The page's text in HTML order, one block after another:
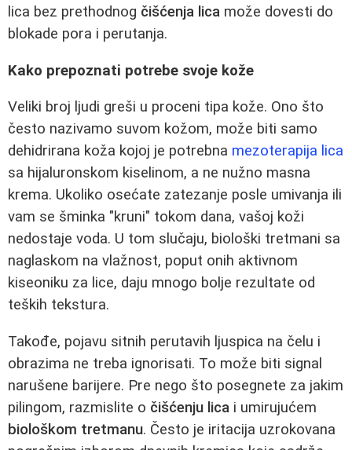
lica bez prethodnog čišćenja lica može dovesti do
blokade pora i perutanja.
Kako prepoznati potrebe svoje kože
Veliki broj ljudi greši u proceni tipa kože. Ono što
često nazivamo suvom kožom, može biti samo
dehidrirana koža kojoj je potrebna mezoterapija lica
sa hijaluronskom kiselinom, a ne nužno masna
krema. Ukoliko osećate zatezanje posle umivanja ili
vam se šminka "kruni" tokom dana, vašoj koži
nedostaje voda. U tom slučaju, biološki tretmani sa
naglaskom na vlažnost, poput onih aktivnom
kiseoniku za lice, daju mnogo bolje rezultate od
teških tekstura.
Takođe, pojavu sitnih perutavih ljuspica na čelu i
obrazima ne treba ignorisati. To može biti signal
narušene barijere. Pre nego što posegnete za jakim
pilingom, razmislite o čišćenju lica i umirujućem
biološkom tretmanu. Često je iritacija uzrokovana